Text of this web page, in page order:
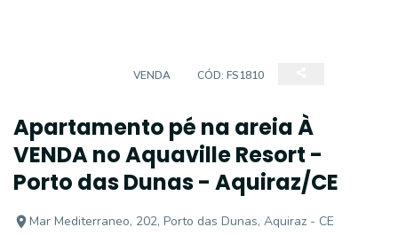
VENDA CÓD: FS1810
Apartamento pé na areia À
VENDA no Aquaville Resort -
Porto das Dunas - Aquiraz/CE
Mar Mediterraneo, 202, Porto das Dunas, Aquiraz - CE